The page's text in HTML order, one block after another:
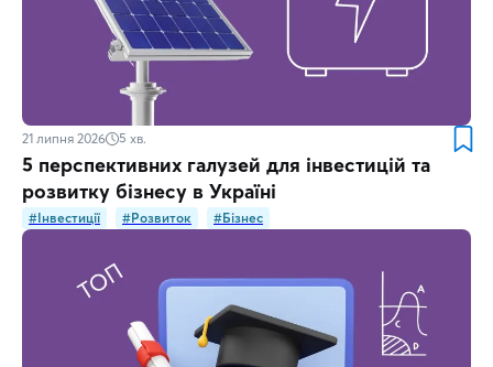
21 липня 2026 5 хв.
5 перспективних галузей для інвестицій та
розвитку бізнесу в Україні
#Інвестиції #Розвиток #Бізнес